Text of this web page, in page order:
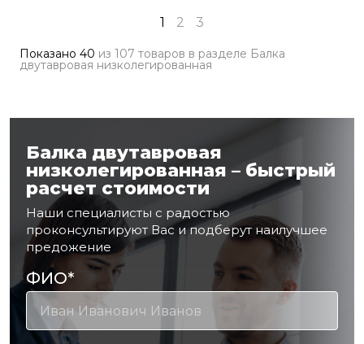
1 2 3
Показано 40 из 107 товаров в разделе Балка
двутавровая низколегированная
Балка двутавровая
низколегированная – быстрый
расчет стоимости
Наши специалисты с радостью
проконсультируют Вас и подберут наилучшее
предожение
ФИО*